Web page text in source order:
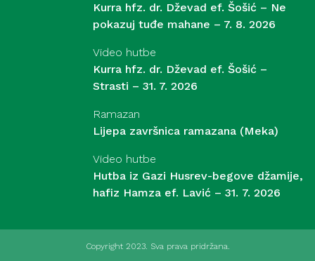
Kurra hfz. dr. Dževad ef. Šošić – Ne
pokazuj tuđe mahane – 7. 8. 2026
Video hutbe
Kurra hfz. dr. Dževad ef. Šošić –
Strasti – 31. 7. 2026
Ramazan
Lijepa završnica ramazana (Meka)
Video hutbe
Hutba iz Gazi Husrev-begove džamije,
hafiz Hamza ef. Lavić – 31. 7. 2026
Copyright 2023. Sva prava pridržana.